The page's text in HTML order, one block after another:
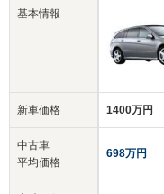
基本情報
新車価格
中古車
平均価格
1400万円
698万円